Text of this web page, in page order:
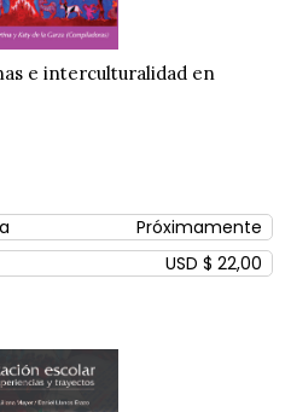
e interculturalidad en
Próximamente
USD $ 22,00